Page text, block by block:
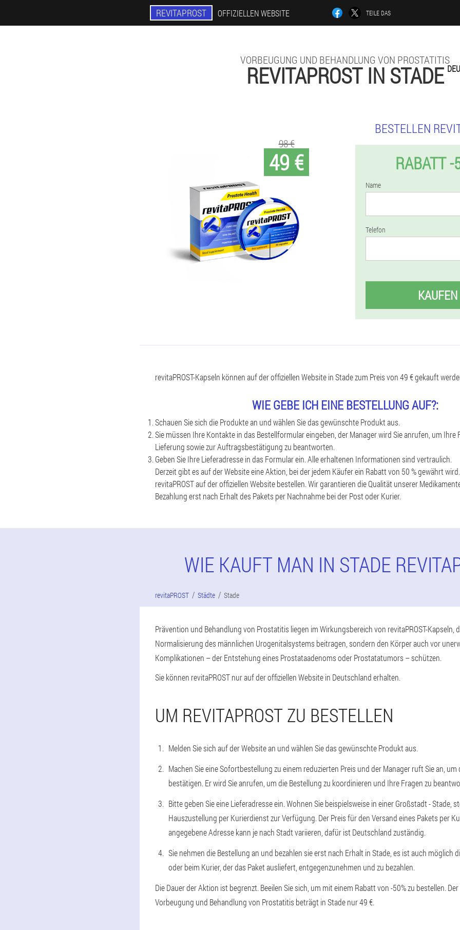
REVITAPROST OFFIZIELLEN WEBSITE TEILE DAS
VORBEUGUNG UND BEHANDLUNG VON PROSTATITIS
REVITAPROST IN STADE
49 €
98 €
BESTELLEN
RABATT -
Name
Telefon
KAUFEN
revitaPROST-Kapseln können auf der offiziellen Website in Stade zum Preis von 49 € gekauft
WIE GEBE ICH EINE BESTELLUNG AUF?:
Schauen Sie sich die Produkte an und wählen Sie das gewünschte Produkt aus.
Sie müssen Ihre Kontakte in das Bestellformular eingeben, der Manager wird Sie anrufen, um Ihre
Lieferung sowie zur Auftragsbestätigung zu beantworten.
Geben Sie Ihre Lieferadresse in das Formular ein. Alle erhaltenen Informationen sind vertraulich.
Derzeit gibt es auf der Website eine Aktion, bei der jedem Käufer ein Rabatt von 50 % gewährt
revitaPROST auf der offiziellen Website bestellen. Wir garantieren die Qualität unserer
Bezahlung erst nach Erhalt des Pakets per Nachnahme bei der Post oder Kurier.
WIE KAUFT MAN IN STADE
revitaPROST Städte Stade
Prävention und Behandlung von Prostatitis liegen im Wirkungsbereich von revitaPROST-Kapseln,
Normalisierung des männlichen Urogenitalsystems beitragen, sondern den Körper auch vor
Komplikationen – der Entstehung eines Prostataadenoms oder Prostatatumors – schützen.
Sie können revitaPROST nur auf der offiziellen Website in Deutschland erhalten.
UM REVITAPROST ZU BESTELLEN
Melden Sie sich auf der Website an und wählen Sie das gewünschte Produkt aus.
Machen Sie eine Sofortbestellung zu einem reduzierten Preis und der Manager ruft Sie an, um
bestätigen. Er wird Sie anrufen, um die Bestellung zu koordinieren und Ihre Fragen zu
Bitte geben Sie eine Lieferadresse ein. Wohnen Sie beispielsweise in einer Großstadt - Stade,
Hauszustellung per Kurierdienst zur Verfügung. Der Preis für den Versand eines Pakets per
angegebene Adresse kann je nach Stadt variieren, dafür ist Deutschland zuständig.
Sie nehmen die Bestellung an und bezahlen sie erst nach Erhalt in Stade, es ist auch möglich
oder beim Kurier, der das Paket ausliefert, entgegenzunehmen und zu bezahlen.
Die Dauer der Aktion ist begrenzt. Beeilen Sie sich, um mit einem Rabatt von -50% zu bestellen.
Vorbeugung und Behandlung von Prostatitis beträgt in Stade nur 49 €.